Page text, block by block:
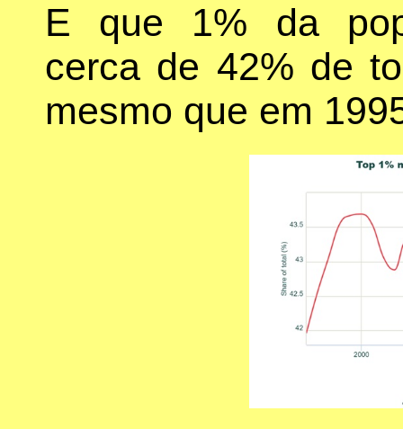
E que 1% da
cerca de 42% de
mesmo que em